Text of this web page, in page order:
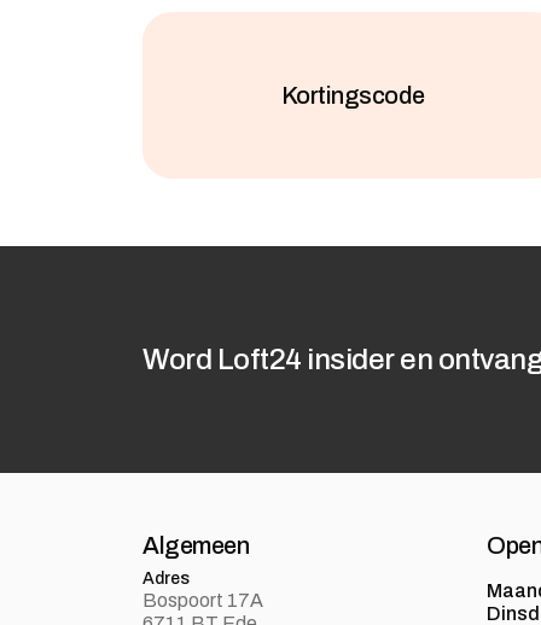
Kortingscode
Word Loft24 insider en
Algemeen
Adres
Bospoort 17A